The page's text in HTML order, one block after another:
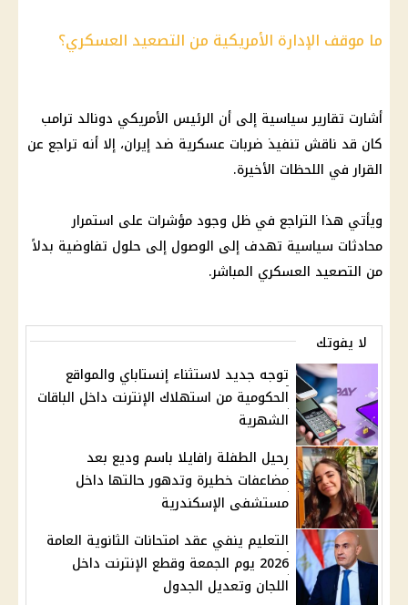
ما موقف الإدارة الأمريكية من التصعيد العسكري؟
أشارت تقارير سياسية إلى أن الرئيس الأمريكي دونالد ترامب
كان قد ناقش تنفيذ ضربات عسكرية ضد إيران، إلا أنه تراجع عن
القرارفي اللحظات الأخيرة.
ويأتي هذا التراجع في ظل وجود مؤشرات على استمرار
محادثات سياسية تهدف إلى الوصول إلى حلول تفاوضية بدلاً
من التصعيد العسكري المباشر.
لا يفوتك
توجه جديد لاستثناء إنستاباي والمواقع
الحكومية من استهلاك الإنترنت داخل الباقات
الشهرية
رحيل الطفلة رافايلا باسم وديع بعد
مضاعفات خطيرة وتدهور حالتها داخل
مستشفى الإسكندرية
التعليم ينفي عقد امتحانات الثانوية العامة
2026 يوم الجمعة وقطع الإنترنت داخل
اللجان وتعديل الجدول